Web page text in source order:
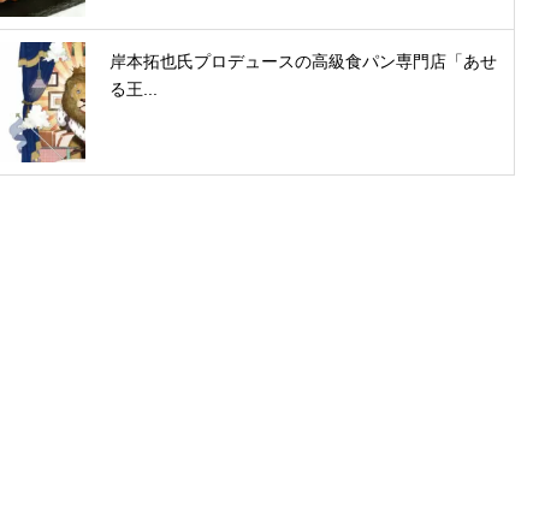
岸本拓也氏プロデュースの高級食パン専門店「あせ
る王...